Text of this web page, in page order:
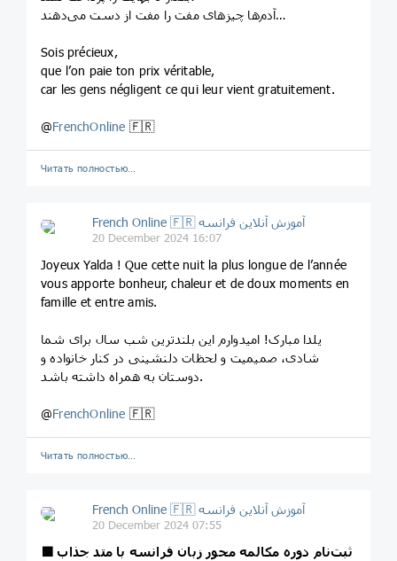
آدم‌ها چیزهای مفت را مفت از دست می‌دهند…
Sois précieux,
que l’on paie ton prix véritable,
car les gens négligent ce qui leur vient gratuitement.
@FrenchOnline 🇫🇷
Читать полностью…
French Online 🇫🇷 آموزش آنلاین فرانسه
20 December 2024 16:07
Joyeux Yalda ! Que cette nuit la plus longue de l’année
vous apporte bonheur, chaleur et de doux moments en
famille et entre amis.
یلدا مبارک! امیدوارم این بلندترین شب سال برای شما
شادی، صمیمیت و لحظات دلنشینی در کنار خانواده و
دوستان به همراه داشته باشد.
@FrenchOnline 🇫🇷
Читать полностью…
French Online 🇫🇷 آموزش آنلاین فرانسه
20 December 2024 07:55
🟩 ثبت‌نام دوره مکالمه محور زبان فرانسه با متد جذاب